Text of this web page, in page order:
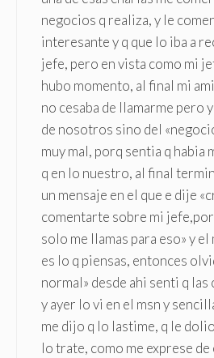
negocios q realiza, y le
interesante y q que lo iba a
jefe, pero en vista como mi
hubo momento, al final mi
no cesaba de llamarme pero
de nosotros sino del
muy mal, porq sentia q habia
q en lo nuestro, al final
un mensaje en el que e dije
comentarte sobre mi
solo me llamas para eso» y
es lo q piensas, entonces
normal» desde ahi senti q las
y ayer lo vi en el msn y
me dijo q lo lastime, q le
lo trate, como me exprese de